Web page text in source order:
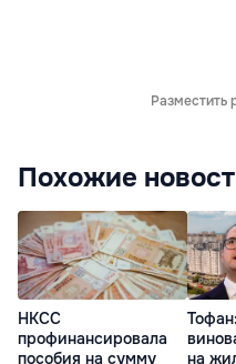
Разместить
Похожие
НКСС
профинансировала
пособия на сумму
на